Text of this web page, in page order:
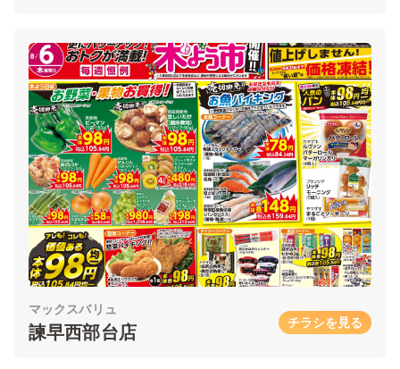
マックスバリュ
諫早西部台店 チラシを見る